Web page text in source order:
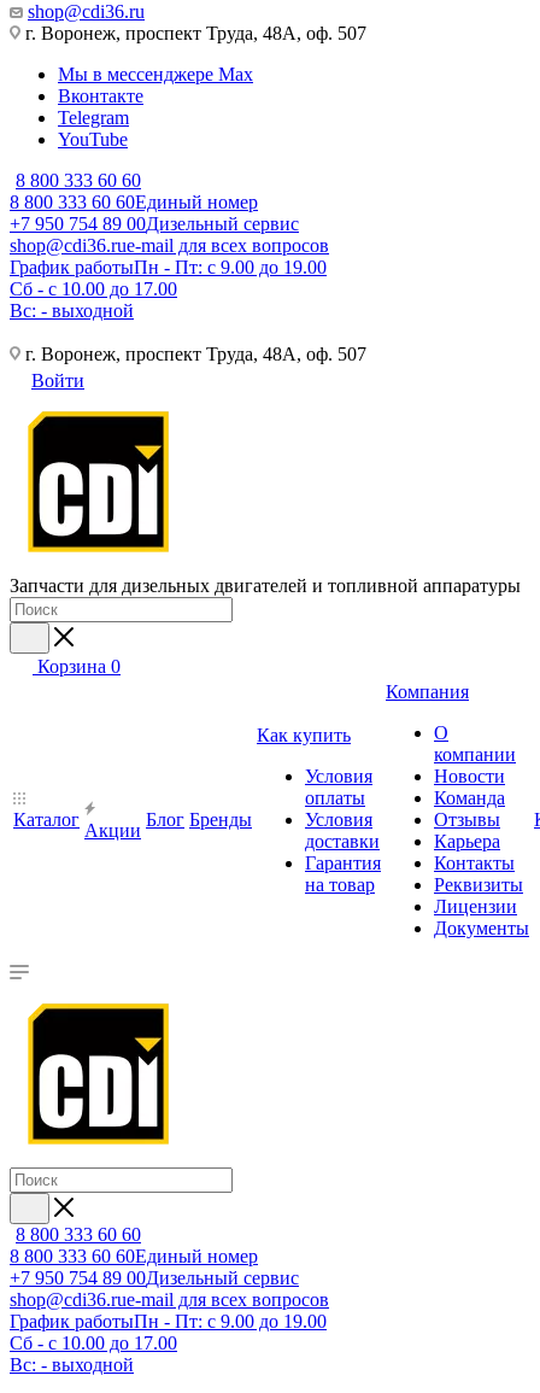
shop@cdi36.ru
г. Воронеж, проспект Труда, 48А, оф. 507
Мы в мессенджере Max
Вконтакте
Telegram
YouTube
8 800 333 60 60
8 800 333 60 60Единый номер
+7 950 754 89 00Дизельный сервис
shop@cdi36.rue-mail для всех вопросов
График работыПн - Пт: с 9.00 до 19.00
Сб - с 10.00 до 17.00
Вс: - выходной
г. Воронеж, проспект Труда, 48А, оф. 507
Войти
Запчасти для дизельных двигателей и топливной аппаратуры
Корзина 0
Каталог
Акции
Блог Бренды
Как купить
Условия
оплаты
Условия
доставки
Гарантия
на товар
Компания
О
компании
Новости
Команда
Отзывы
Карьера
Контакты
Реквизиты
Лицензии
Документы
8 800 333 60 60
8 800 333 60 60Единый номер
+7 950 754 89 00Дизельный сервис
shop@cdi36.rue-mail для всех вопросов
График работыПн - Пт: с 9.00 до 19.00
Сб - с 10.00 до 17.00
Вс: - выходной